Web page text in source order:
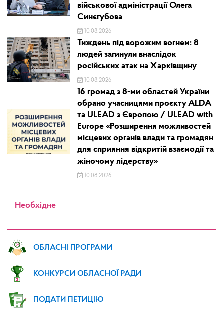
військової адміністрації Олега
Синєгубова
10.08.2026
Тиждень під ворожим вогнем: 8
людей загинули внаслідок
російських атак на Харківщину
10.08.2026
16 громад з 8-ми областей України
обрано учасницями проєкту ALDA
та ULEAD з Європою / ULEAD with
Europe «Розширення можливостей
місцевих органів влади та громадян
для сприяння відкритій взаємодії та
жіночому лідерству»
10.08.2026
Необхідне
ОБЛАСНІ ПРОГРАМИ
КОНКУРСИ ОБЛАСНОЇ РАДИ
ПОДАТИ ПЕТИЦІЮ